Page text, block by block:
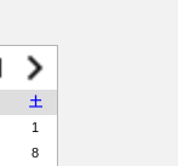
土
1
8